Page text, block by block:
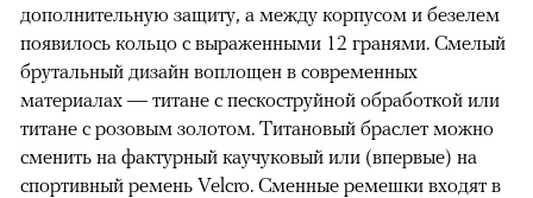
дополнительную защиту, а между корпусом и безелем
появилось кольцо с выраженными 12 гранями. Смелый
брутальный дизайн воплощен в современных
материалах — титане с пескоструйной обработкой или
титане с розовым золотом. Титановый браслет можно
сменить на фактурный каучуковый или (впервые) на
спортивный ремень Velcro. Сменные ремешки входят в